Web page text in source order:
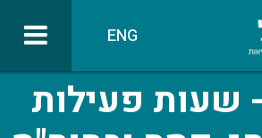
ENG
שעות פעילות